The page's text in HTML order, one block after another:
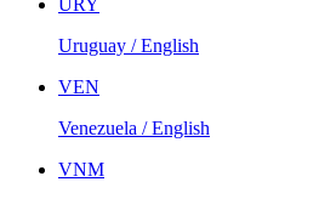
URY
Uruguay / English
VEN
Venezuela / English
VNM